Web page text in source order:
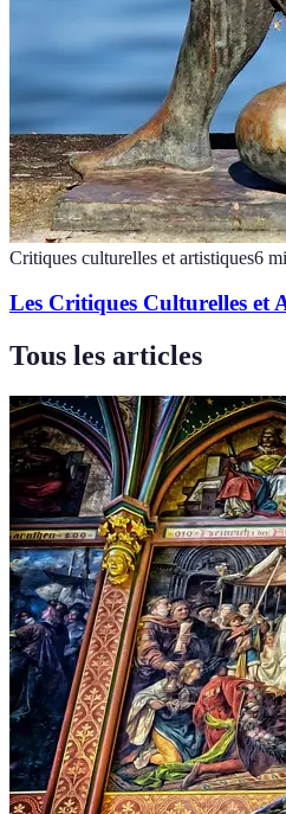
Critiques culturelles et artistiques6
Les Critiques Culturelles et
Tous les articles